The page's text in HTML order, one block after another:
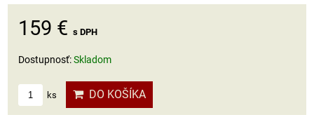
159 € s DPH
Dostupnosť:Skladom
ks DO KOŠÍKA